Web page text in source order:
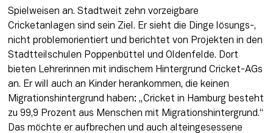
Spielweisen an. Stadtweit zehn vorzeigbare
Cricketanlagen sind sein Ziel. Er sieht die Dinge lösungs-,
nicht problemorientiert und berichtet von Projekten in den
Stadtteilschulen Poppenbüttel und Oldenfelde. Dort
bieten Lehrerinnen mit indischem Hintergrund Cricket-AGs
an. Er will auch an Kinder herankommen, die keinen
Migrationshintergrund haben: „Cricket in Hamburg besteht
zu 99,9 Prozent aus Menschen mit Migrationshintergrund.“
Das möchte er aufbrechen und auch alteingesessene